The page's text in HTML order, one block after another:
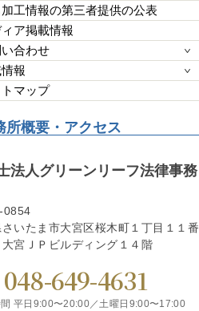
工情報の第三者提供の公表
ィア掲載情報
合わせ
報
マップ
所概要・アクセス
法人グリーンリーフ法律事務
0854
いたま市大宮区桜木町１丁目１１番
宮ＪＰビルディング１４階
048-649-4631
平日9:00〜20:00／土曜日9:00〜17:00